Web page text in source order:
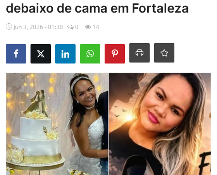
Celebridades e Famosos
Galeria
debaixo de cama em Fortaleza
Jun 3, 2026 - 01:30 0 14